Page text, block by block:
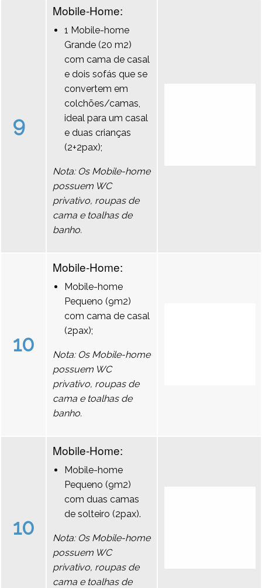
9
Mobile-Home:
1 Mobile-home
Grande (20 m2)
com cama de casal
e dois sofás que se
convertem em
colchões/camas,
ideal para um casal
e duas crianças
(2+2pax);
Nota: Os Mobile-home
possuem WC
privativo, roupas de
cama e toalhas de
banho.
10
Mobile-Home:
Mobile-home
Pequeno (9m2)
com cama de casal
(2pax);
Nota: Os Mobile-home
possuem WC
privativo, roupas de
cama e toalhas de
banho.
10
Mobile-Home:
Mobile-home
Pequeno (9m2)
com duas camas
de solteiro (2pax).
Nota: Os Mobile-home
possuem WC
privativo, roupas de
cama e toalhas de